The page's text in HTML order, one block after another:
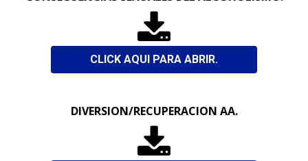

CLICK AQUI PARA ABRIR.
DIVERSION/RECUPERACION AA.
